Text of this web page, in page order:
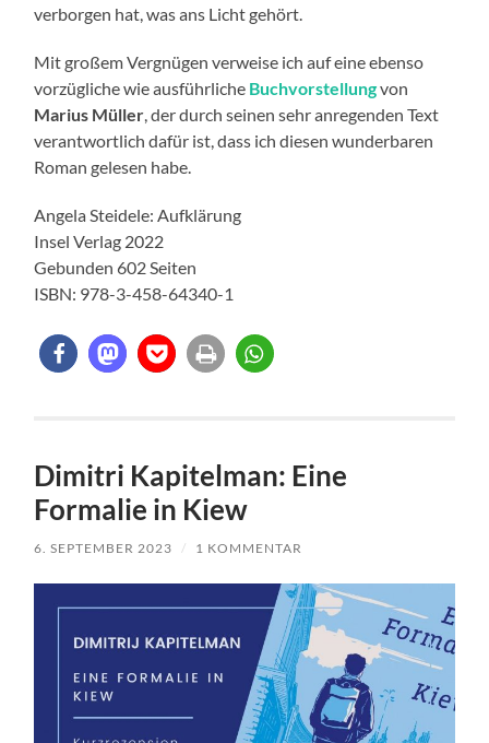
verborgen hat, was ans Licht gehört.
Mit großem Vergnügen verweise ich auf eine ebenso
vorzügliche wie ausführliche Buchvorstellungvon
Marius Müller, der durch seinen sehr anregenden Text
verantwortlich dafür ist, dass ich diesen wunderbaren
Roman gelesen habe.
Angela Steidele: Aufklärung
Insel Verlag 2022
Gebunden 602 Seiten
ISBN: 978-3-458-64340-1
Dimitri Kapitelman: Eine
Formalie in Kiew
6. SEPTEMBER 2023 / 1 KOMMENTAR